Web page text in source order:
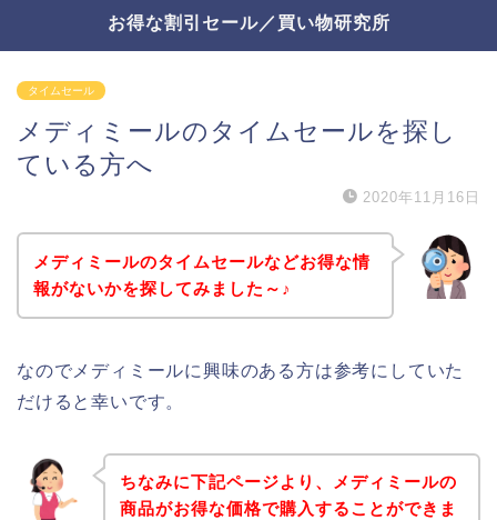
お得な割引セール／買い物研究所
タイムセール
メディミールのタイムセールを探し
ている方へ
2020年11月16日
メディミールのタイムセールなどお得な情
報がないかを探してみました～♪
なのでメディミールに興味のある方は参考にしていた
だけると幸いです。
ちなみに下記ページより、メディミールの
商品がお得な価格で購入することができま